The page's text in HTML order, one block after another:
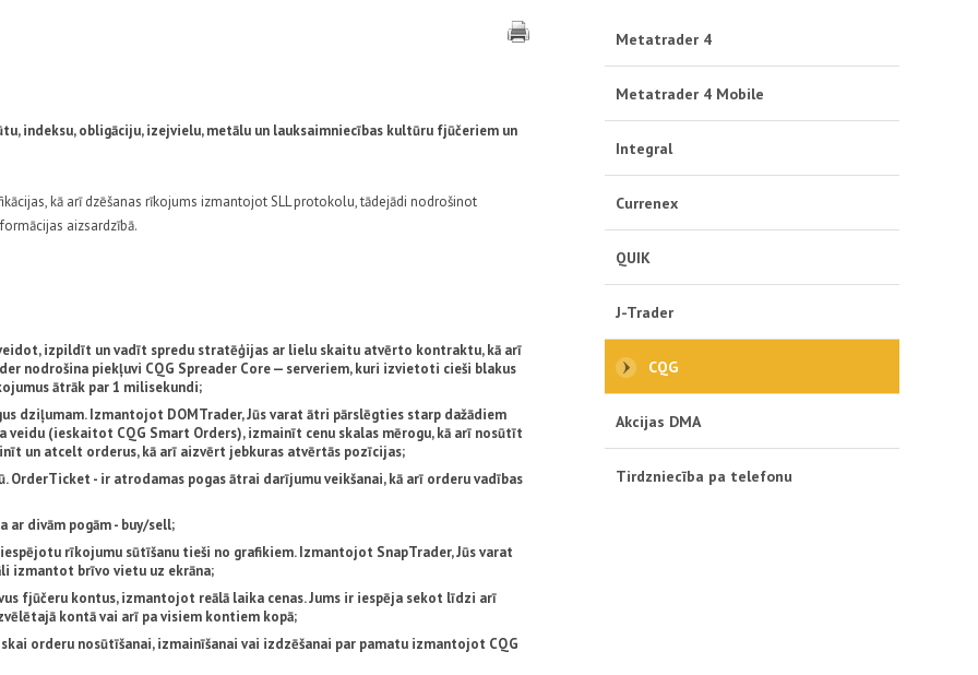
Metatrader 4
Metatrader 4 Mobile
Integral
Currenex
QUIK
J-Trader
CQG
Akcijas DMA
Tirdzniecība pa telefonu
indeksu, obligāciju, izejvielu, metālu un lauksaimniecības kultūru fjūčeriem un
kā arī dzēšanas rīkojums izmantojot SLL protokolu, tādejādi nodrošinot
aizsardzībā.
izpildīt un vadīt spredu stratēģijas ar lielu skaitu atvērto kontraktu, kā arī
nodrošina piekļuvi CQG Spreader Core — serveriem, kuri izvietoti cieši blakus
ātrāk par 1 milisekundi;
dziļumam. Izmantojot DOMTrader, Jūs varat ātri pārslēgties starp dažādiem
(ieskaitot CQG Smart Orders), izmainīt cenu skalas mērogu, kā arī nosūtīt
un atcelt orderus, kā arī aizvērt jebkuras atvērtās pozīcijas;
- ir atrodamas pogas ātrai darījumu veikšanai, kā arī orderu vadības
divām pogām - buy/sell;
rīkojumu sūtīšanu tieši no grafikiem. Izmantojot SnapTrader, Jūs varat
izmantot brīvo vietu uz ekrāna;
fjūčeru kontus, izmantojot reālā laika cenas. Jums ir iespēja sekot līdzi arī
kontā vai arī pa visiem kontiem kopā;
orderu nosūtīšanai, izmainīšanai vai izdzēšanai par pamatu izmantojot CQG